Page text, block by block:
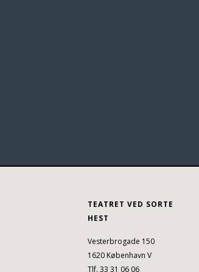
TEATRET VED SORTE
HEST
Vesterbrogade 150
1620 København V
Tlf. 33 31 06 06